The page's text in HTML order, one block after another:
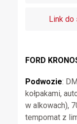
Link do
FORD
Podwozie:
kołpakami,
w alkowach),
tempomat z